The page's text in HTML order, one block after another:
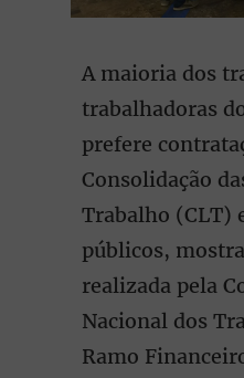
A maioria dos
trabalhadoras
prefere
Consolidação
Trabalho (CLT)
públicos,
realizada pela
Nacional dos
Ramo